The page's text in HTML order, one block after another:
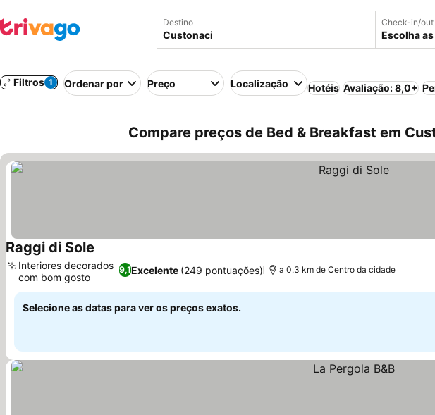
Destino Check-in/out
Escolha
Filtros 1 Ordenar por Preço Localização Hotéis Avaliação: 8,0+
Compare preços de Bed & Breakfast em
Raggi di Sole
9,1Excelente (249 pontuações)
Interiores decorados
com bom gosto
a 0.3 km de Centro da cidade
Selecione as datas para ver os preços exatos.